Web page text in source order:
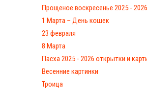
Прощеное воскресенье 2025 - 2026
1 Марта – День кошек
23 февраля
8 Марта
Пасха 2025 - 2026 открытки и
Весенние картинки
Троица